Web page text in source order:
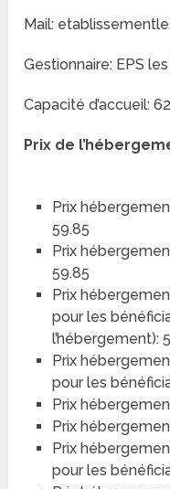
Mail:
Gestionnaire: EPS
Capacité d’accueil: 62
Prix de
Prix
59.85
Prix
59.85
Prix
pour les
l’hébergement):
Prix
pour les
Prix
Prix
Prix
pour les